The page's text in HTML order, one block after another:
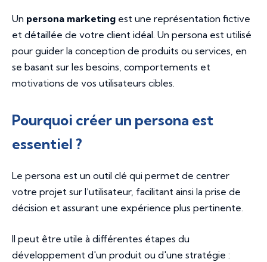
Un persona marketing est une représentation fictive
et détaillée de votre client idéal. Un persona est utilisé
pour guider la conception de produits ou services, en
se basant sur les besoins, comportements et
motivations de vos utilisateurs cibles.
Pourquoi créer un persona est
essentiel ?
Le persona est un outil clé qui permet de centrer
votre projet sur l’utilisateur, facilitant ainsi la prise de
décision et assurant une expérience plus pertinente.
Il peut être utile à différentes étapes du
développement d'un produit ou d'une stratégie :